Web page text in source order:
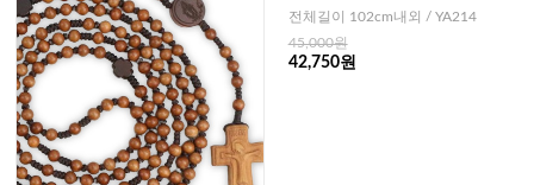
전체길이 102cm내외 / YA214
45,000원
42,750원